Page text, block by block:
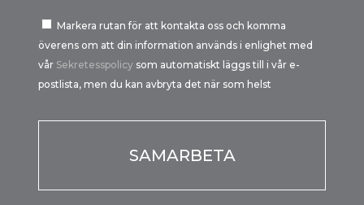
Markera rutan för att kontakta oss och komma
överens om att din information används i enlighet med
vår Sekretesspolicy som automatiskt läggs till i vår e-
postlista, men du kan avbryta det när som helst